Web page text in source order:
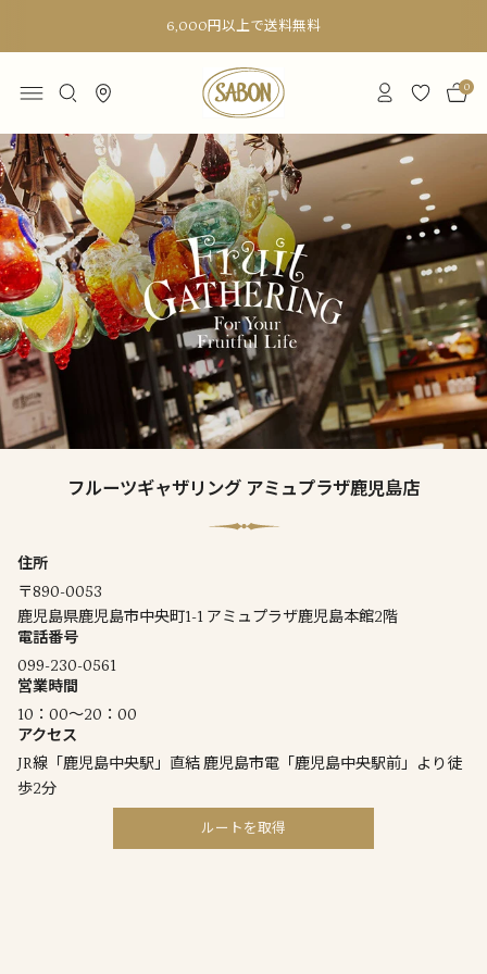
6,000円以上で送料無料
0
フルーツギャザリング アミュプラザ鹿児島店
住所
〒890-0053
鹿児島県鹿児島市中央町1-1 アミュプラザ鹿児島本館2階
電話番号
099-230-0561
営業時間
10：00～20：00
アクセス
JR線「鹿児島中央駅」直結 鹿児島市電「鹿児島中央駅前」より徒
歩2分
ルートを取得